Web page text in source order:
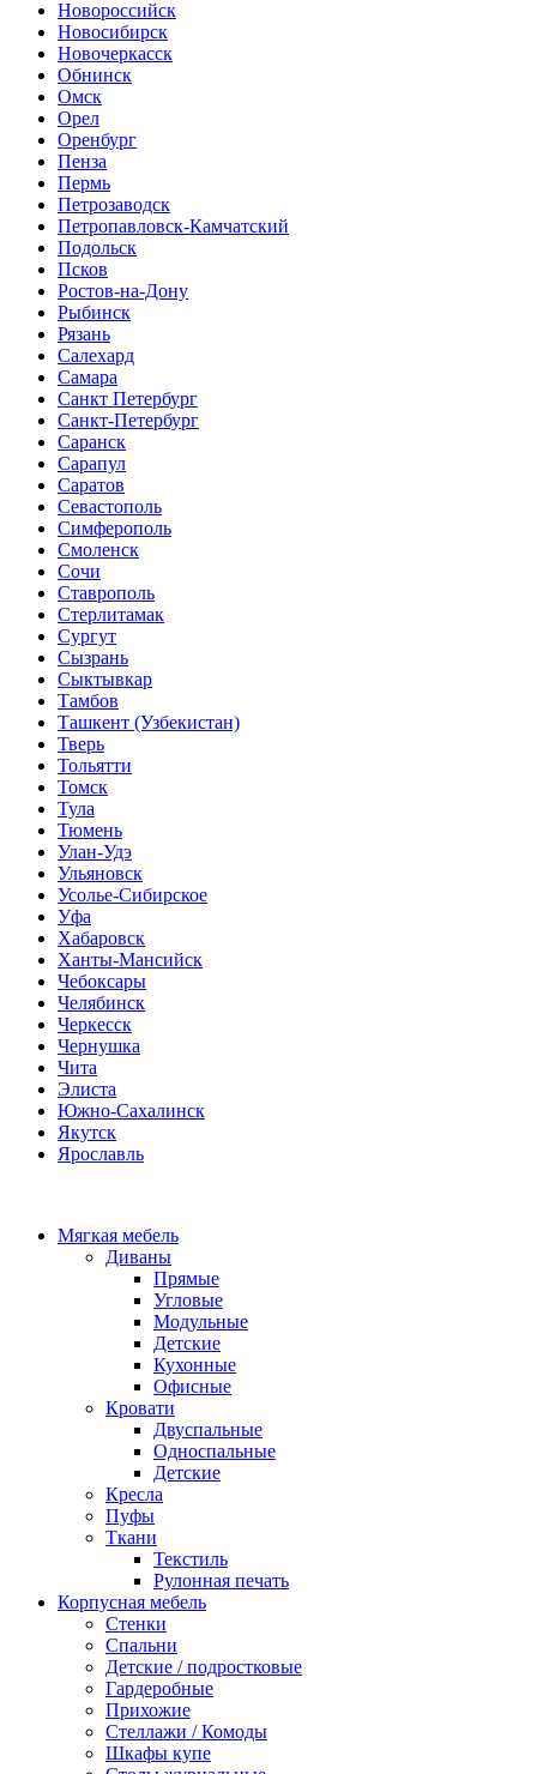
Новороссийск
Новосибирск
Новочеркасск
Обнинск
Омск
Орел
Оренбург
Пенза
Пермь
Петрозаводск
Петропавловск-Камчатский
Подольск
Псков
Ростов-на-Дону
Рыбинск
Рязань
Салехард
Самара
Санкт Петербург
Санкт-Петербург
Саранск
Сарапул
Саратов
Севастополь
Симферополь
Смоленск
Сочи
Ставрополь
Стерлитамак
Сургут
Сызрань
Сыктывкар
Тамбов
Ташкент (Узбекистан)
Тверь
Тольятти
Томск
Тула
Тюмень
Улан-Удэ
Ульяновск
Усолье-Сибирское
Уфа
Хабаровск
Ханты-Мансийск
Чебоксары
Челябинск
Черкесск
Чернушка
Чита
Элиста
Южно-Сахалинск
Якутск
Ярославль
Мягкая мебель
Диваны
Прямые
Угловые
Модульные
Детские
Кухонные
Офисные
Кровати
Двуспальные
Односпальные
Детские
Кресла
Пуфы
Ткани
Текстиль
Рулонная печать
Корпусная мебель
Стенки
Спальни
Детские / подростковые
Гардеробные
Прихожие
Стеллажи / Комоды
Шкафы купе